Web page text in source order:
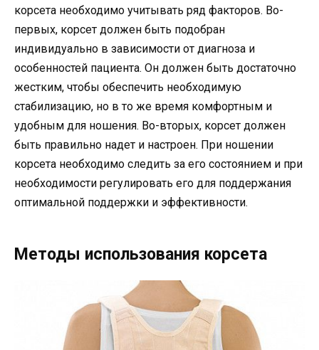
корсета необходимо учитывать ряд факторов. Во-
первых, корсет должен быть подобран
индивидуально в зависимости от диагноза и
особенностей пациента. Он должен быть достаточно
жестким, чтобы обеспечить необходимую
стабилизацию, но в то же время комфортным и
удобным для ношения. Во-вторых, корсет должен
быть правильно надет и настроен. При ношении
корсета необходимо следить за его состоянием и при
необходимости регулировать его для поддержания
оптимальной поддержки и эффективности.
Методы использования корсета